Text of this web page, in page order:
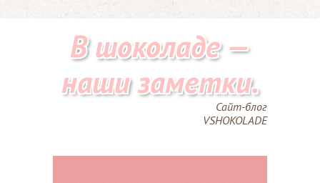
В шоколаде —
наши заметки.
Сайт-блог
VSHOKOLADE